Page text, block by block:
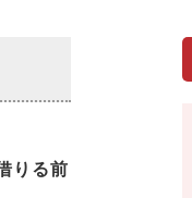
りる前